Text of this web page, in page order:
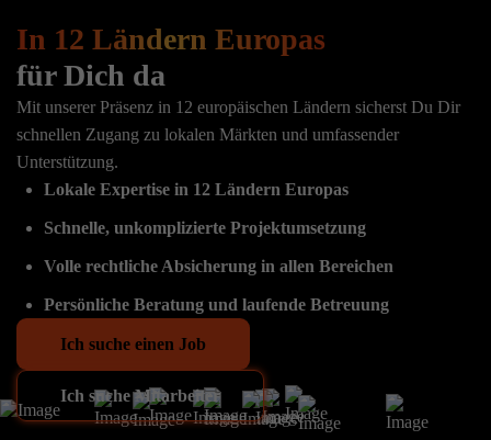
In 12 Ländern Europas
für Dich da
Mit unserer Präsenz in 12 europäischen Ländern sicherst Du Dir
schnellen Zugang zu lokalen Märkten und umfassender
Unterstützung.
Lokale Expertise in 12 Ländern Europas
Schnelle, unkomplizierte Projektumsetzung
Volle rechtliche Absicherung in allen Bereichen
Persönliche Beratung und laufende Betreuung
Ich suche einen Job
Ich suche Mitarbeiter